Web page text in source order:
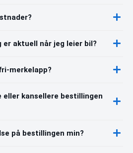
aktuell når jeg leier bil?
merkelapp?
eller kansellere bestillingen
på bestillingen min?